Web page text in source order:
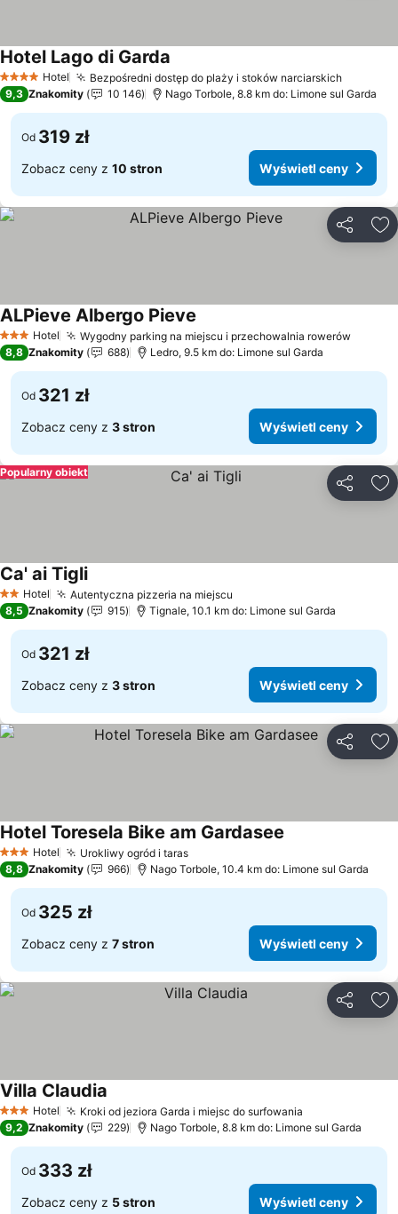
4 KategoriaHotel Bezpośredni dostęp do plaży i stoków narciarskich
Hotel Lago di Garda
9,3 Znakomity 10 146 Nago Torbole, 8.8 km do: Limone sul Garda
Od 319 zł
Zobacz ceny z 10 stron Wyświetl ceny
3 Kategoria
Hotel Wygodny parking na miejscu i przechowalnia rowerów
ALPieve Albergo Pieve
8,8 Znakomity 688 Ledro, 9.5 km do: Limone sul Garda
Od 321 zł
Zobacz ceny z 3 stron Wyświetl ceny
Popularny obiekt
2 Kategoria
Hotel Autentyczna pizzeria na miejscu
Ca' ai Tigli
8,5 Znakomity 915 Tignale, 10.1 km do: Limone sul Garda
Od 321 zł
Zobacz ceny z 3 stron Wyświetl ceny
3 Kategoria
Hotel Urokliwy ogród i taras
Hotel Toresela Bike am Gardasee
8,8 Znakomity 966 Nago Torbole, 10.4 km do: Limone sul Garda
Od 325 zł
Zobacz ceny z 7 stron Wyświetl ceny
3 Kategoria
Hotel Kroki od jeziora Garda i miejsc do surfowania
Villa Claudia
9,2 Znakomity 229 Nago Torbole, 8.8 km do: Limone sul Garda
Od 333 zł
Zobacz ceny z 5 stron Wyświetl ceny